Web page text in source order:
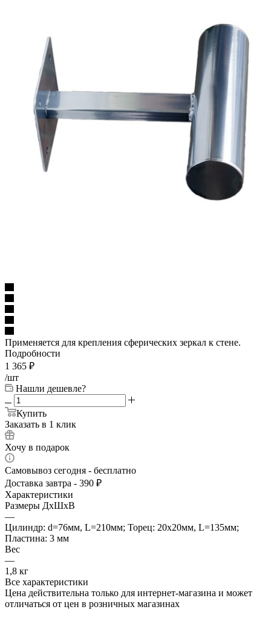
Применяется для крепления сферических зеркал к стене.
Подробности
1 365 ₽
/шт
Нашли дешевле?
Купить
Заказать в 1 клик
Хочу в подарок
Самовывоз сегодня - бесплатно
Доставка завтра - 390 ₽
Характеристики
Размеры ДхШхВ
—
Цилиндр: d=76мм, L=210мм; Торец: 20х20мм, L=135мм;
Пластина: 3 мм
Вес
—
1,8 кг
Все характеристики
Цена действительна только для интернет-магазина и может
отличаться от цен в розничных магазинах